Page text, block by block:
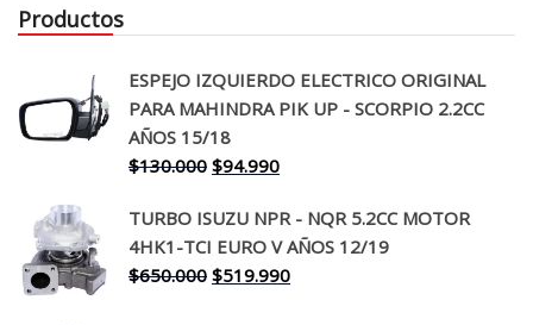
Productos
ESPEJO IZQUIERDO ELECTRICO ORIGINAL
PARA MAHINDRA PIK UP - SCORPIO 2.2CC
AÑOS 15/18
$130.000 El
original
era:
$130.000.
$94.990El
actual
es:
$94.990.
TURBO ISUZU NPR - NQR 5.2CC MOTOR
4HK1-TCI EURO V AÑOS 12/19
$650.000 El
$519.990El